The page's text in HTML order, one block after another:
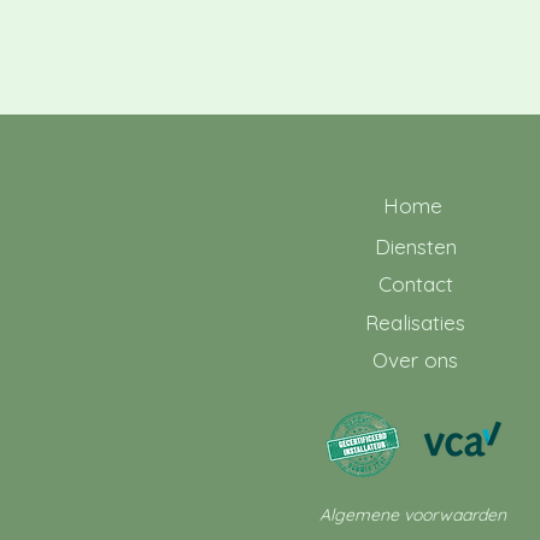
Home
Diensten
Contact
Realisaties
Over ons
Algemene voorwaarden